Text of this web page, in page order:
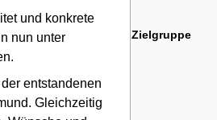
Zielgruppe
und konkrete
nun unter
entstandenen
Gleichzeitig